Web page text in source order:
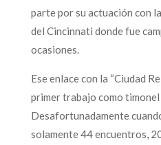
parte por su actuación con
del Cincinnati donde fue
ocasiones.
Ese enlace con la “Ciudad
primer trabajo como
Desafortunadamente
solamente 44 encuentros,